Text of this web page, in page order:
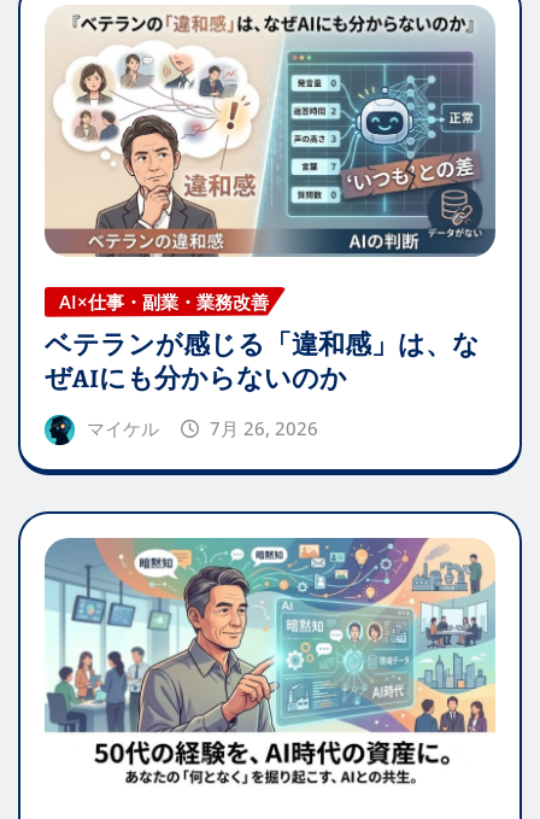
AI×仕事・副業・業務改善
ベテランが感じる「違和感」は、な
ぜAIにも分からないのか
マイケル 7月 26, 2026